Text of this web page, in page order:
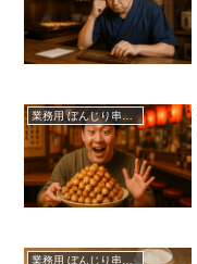
業務用 ぼんじり串（仕入れ・卸）